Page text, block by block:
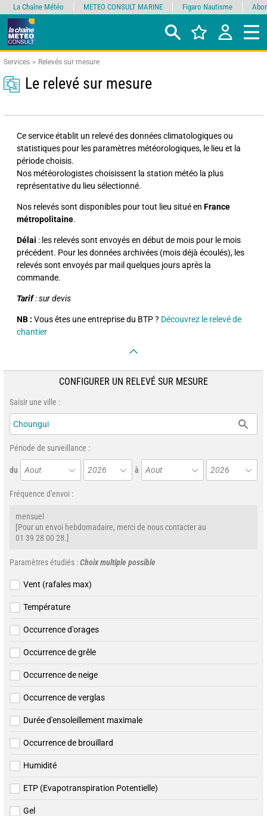
Services Relevés sur mesure
Le relevé sur mesure
Ce service établit un relevé des données climatologiques ou
statistiques pour les paramètres météorologiques, le lieu et la
période choisis.
Nos météorologistes choisissent la station météo la plus
représentative du lieu sélectionné.
Nos relevés sont disponibles pour tout lieu situé en France
métropolitaine.
Délai : les relevés sont envoyés en début de mois pour le mois
précédent. Pour les données archivées (mois déjà écoulés), les
relevés sont envoyés par mail quelques jours après la
commande.
Tarif: sur devis
NB : Vous êtes une entreprise du BTP ? Découvrez le relevé de
chantier
CONFIGURER UN RELEVÉ SUR MESURE
Saisir une ville :
Période de surveillance :
du Aout 2026 à Aout 2026
Fréquence d'envoi :
mensuel
[Pour un envoi hebdomadaire, merci de nous contacter au
01 39 28 00 28.]
Paramètres étudiés :Choix multiple possible
Vent (rafales max)
Température
Occurrence d'orages
Occurrence de grêle
Occurrence de neige
Occurrence de verglas
Durée d'ensoleillement maximale
Occurrence de brouillard
Humidité
ETP (Evapotranspiration Potentielle)
Gel
La Chaîne Météo METEO CONSULT MARINE Figaro Nautisme